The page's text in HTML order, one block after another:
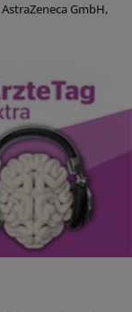
AstraZeneca GmbH,